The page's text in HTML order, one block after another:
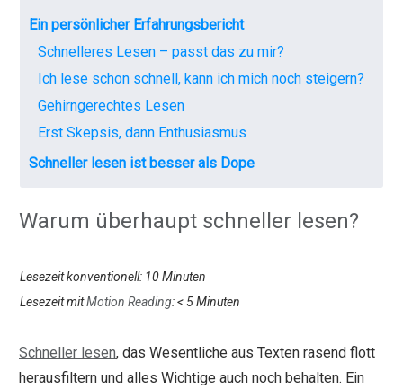
Ein persönlicher Erfahrungsbericht
Schnelleres Lesen – passt das zu mir?
Ich lese schon schnell, kann ich mich noch steigern?
Gehirngerechtes Lesen
Erst Skepsis, dann Enthusiasmus
Schneller lesen ist besser als Dope
Warum überhaupt schneller lesen?
Lesezeit konventionell: 10 Minuten
Lesezeit mitMotion Reading: < 5 Minuten
Schneller lesen, das Wesentliche aus Texten rasend flott
herausfiltern und alles Wichtige auch noch behalten. Ein